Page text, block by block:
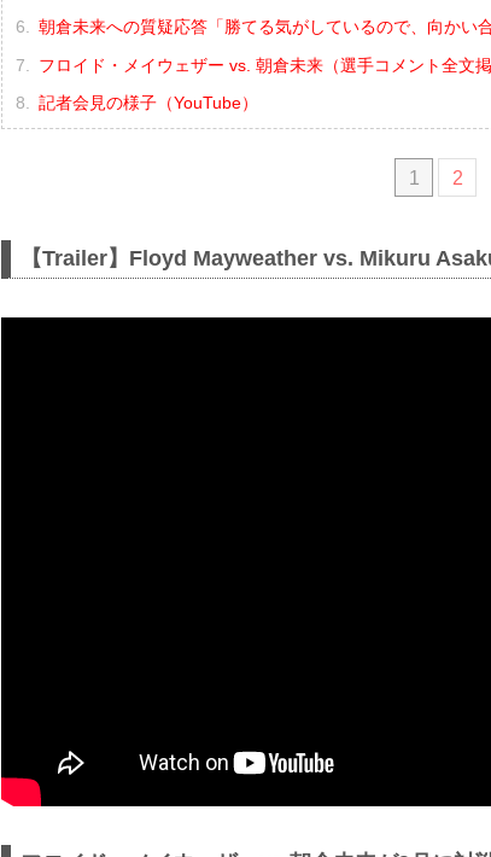
朝倉未来への質疑応答「勝てる気がしているので、向かい
フロイド・メイウェザー vs. 朝倉未来（選手コメント全文掲
記者会見の様子（YouTube）
1 2
【Trailer】Floyd Mayweather vs. Mikuru